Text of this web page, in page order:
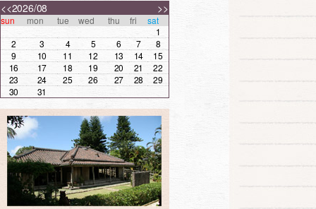
<< >>
2026/08
sun mon tue wed thu fri
sat
1
2
3 4 5 6 7
8
9
10 11 12 13 14
15
16
17 18 19 20 21
22
23
24 25 26 27 28
29
30
31